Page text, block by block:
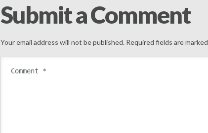
Submit a Comment
Your email address will not be published. Required fields are marked